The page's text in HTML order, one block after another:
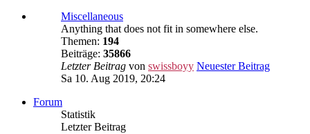
Miscellaneous
Anything that does not fit in somewhere else.
Themen: 194
Beiträge: 35866
Letzter Beitrag von swissboyy Neuester Beitrag
Sa 10. Aug 2019, 20:24
Forum
Statistik
Letzter Beitrag